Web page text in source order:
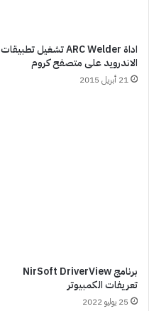
اداة ARC Welder تشغيل تطبيقات
الاندرويد على متصفح كروم
21 أبريل 2015
برنامج NirSoft DriverView
تعريفات الكمبيوتر
25 يوليو 2022